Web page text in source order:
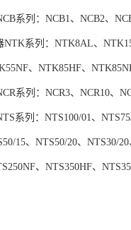
系列：NCB1、NCB2、
NTK系列：NTK8AL、
、NTK85HF、
系列：NCR3、NCR10、
系列：NTS100/01、
15、NTS50/20、NTS30/
、NTS350HF、